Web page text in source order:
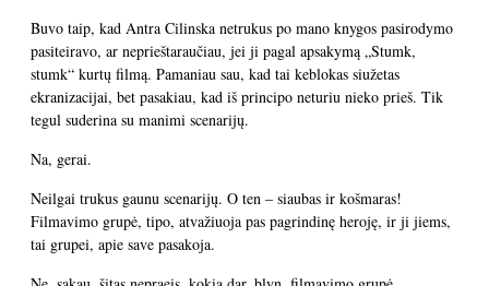
Buvo taip, kad Antra Cilinska netrukus po mano knygos pasirodymo
pasiteiravo, ar neprieštaraučiau, jei ji pagal apsakymą „Stumk,
stumk“ kurtų filmą. Pamaniau sau, kad tai keblokas siužetas
ekranizacijai, bet pasakiau, kad iš principo neturiu nieko prieš. Tik
tegul suderina su manimi scenarijų.
Na, gerai.
Neilgai trukus gaunu scenarijų. O ten – siaubas ir košmaras!
Filmavimo grupė, tipo, atvažiuoja pas pagrindinę heroję, ir ji jiems,
tai grupei, apie save pasakoja.